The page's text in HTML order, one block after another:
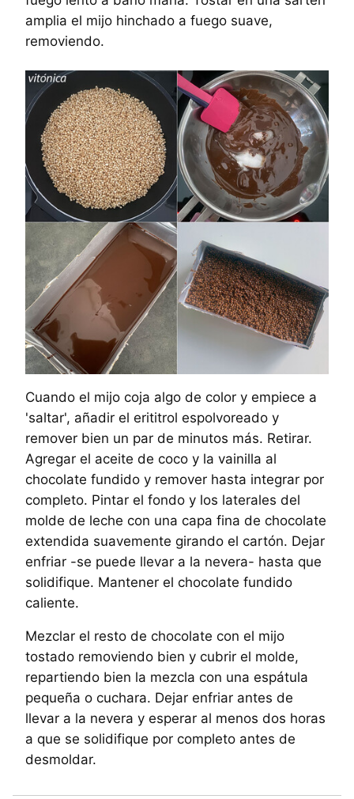
amplia el mijo hinchado a fuego suave,
removiendo.
Cuando el mijo coja algo de color y empiece a
'saltar', añadir el erititrol espolvoreado y
remover bien un par de minutos más. Retirar.
Agregar el aceite de coco y la vainilla al
chocolate fundido y remover hasta integrar por
completo. Pintar el fondo y los laterales del
molde de leche con una capa fina de chocolate
extendida suavemente girando el cartón. Dejar
enfriar -se puede llevar a la nevera- hasta que
solidifique. Mantener el chocolate fundido
caliente.
Mezclar el resto de chocolate con el mijo
tostado removiendo bien y cubrir el molde,
repartiendo bien la mezcla con una espátula
pequeña o cuchara. Dejar enfriar antes de
llevar a la nevera y esperar al menos dos horas
a que se solidifique por completo antes de
desmoldar.